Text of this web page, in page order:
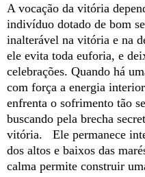
A vocação da vitória
indivíduo dotado de bom
inalterável na vitória e na
ele evita toda euforia, e
celebrações. Quando há
com força a energia
enfrenta o sofrimento tão
buscando pela brecha
vitória. Ele permanece
dos altos e baixos das
calma permite construir